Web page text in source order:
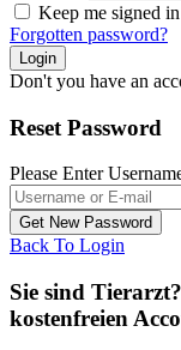
Keep me signed in
Forgotten password?
Don't you have an
Reset Password
Please Enter
Back To Login
Sie sind
kostenfreien